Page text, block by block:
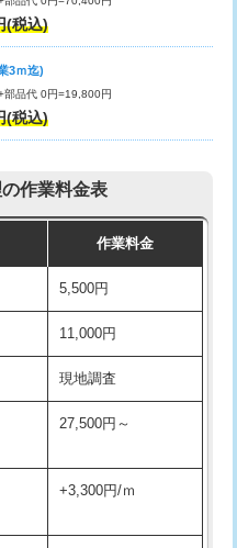
(税込)
3ｍ迄)
部品代 0円=19,800円
(税込)
作業料金表
作業料金
5,500円
11,000円
現地調査
27,500円～
+3,300円/ｍ